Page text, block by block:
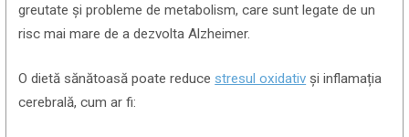
greutate și probleme de metabolism, care sunt legate de un
risc mai mare de a dezvolta Alzheimer.
O dietă sănătoasă poate reduce stresul oxidativ și inflamația
cerebrală, cum ar fi: